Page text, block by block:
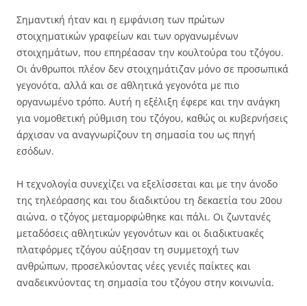
Σημαντική ήταν και η εμφάνιση των πρώτων
στοιχηματικών γραφείων και των οργανωμένων
στοιχημάτων, που επηρέασαν την κουλτούρα του τζόγου.
Οι άνθρωποι πλέον δεν στοιχημάτιζαν μόνο σε προσωπικά
γεγονότα, αλλά και σε αθλητικά γεγονότα με πιο
οργανωμένο τρόπο. Αυτή η εξέλιξη έφερε και την ανάγκη
για νομοθετική ρύθμιση του τζόγου, καθώς οι κυβερνήσεις
άρχισαν να αναγνωρίζουν τη σημασία του ως πηγή
εσόδων.
Η τεχνολογία συνεχίζει να εξελίσσεται και με την άνοδο
της τηλεόρασης και του διαδικτύου τη δεκαετία του 20ου
αιώνα, ο τζόγος μεταμορφώθηκε και πάλι. Οι ζωντανές
μεταδόσεις αθλητικών γεγονότων και οι διαδικτυακές
πλατφόρμες τζόγου αύξησαν τη συμμετοχή των
ανθρώπων, προσελκύοντας νέες γενιές παίκτες και
αναδεικνύοντας τη σημασία του τζόγου στην κοινωνία.